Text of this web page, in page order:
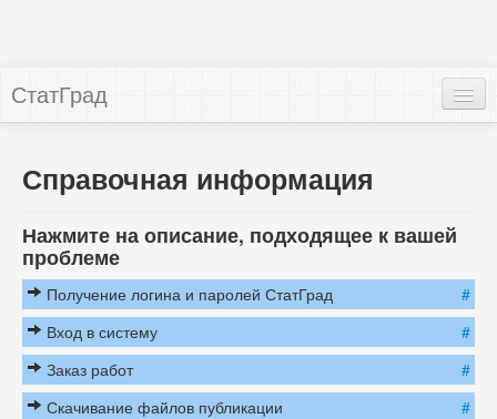
СтатГрад
Вопрос-ответ
Справочная информация
Нажмите на описание, подходящее к вашей
проблеме
Получение логина и паролей СтатГрад
#
Вход в систему
#
Заказ работ
#
Скачивание файлов публикации
#